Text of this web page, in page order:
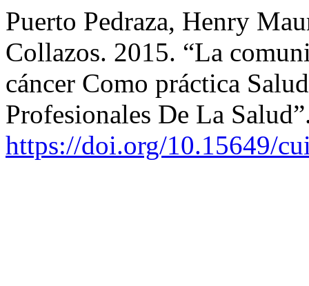
Puerto Pedraza, Henry
Collazos. 2015. “La
cáncer Como práctica
Profesionales De La
https://doi.org/10.15649/